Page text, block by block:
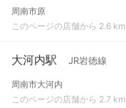
周南市原
このページの店舗から 2.6 km
大河内駅 JR岩徳線
周南市大河内
このページの店舗から 2.7 km